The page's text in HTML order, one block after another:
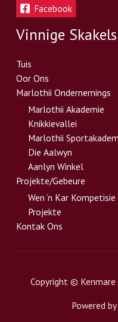
Facebook
Vinnige Skakels
Tuis
Oor Ons
Marlothii Ondernemings
Marlothii Akademie
Knikkievallei
Marlothii
Die Aalwyn
Aanlyn Winkel
Projekte/Gebeure
Wen ‘n Kar Kompetisie
Projekte
Kontak Ons
Copyright ©
Powered